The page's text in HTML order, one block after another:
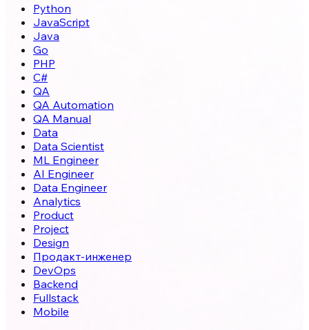
Python
JavaScript
Java
Go
PHP
C#
QA
QA Automation
QA Manual
Data
Data Scientist
ML Engineer
AI Engineer
Data Engineer
Analytics
Product
Project
Design
Продакт-инженер
DevOps
Backend
Fullstack
Mobile